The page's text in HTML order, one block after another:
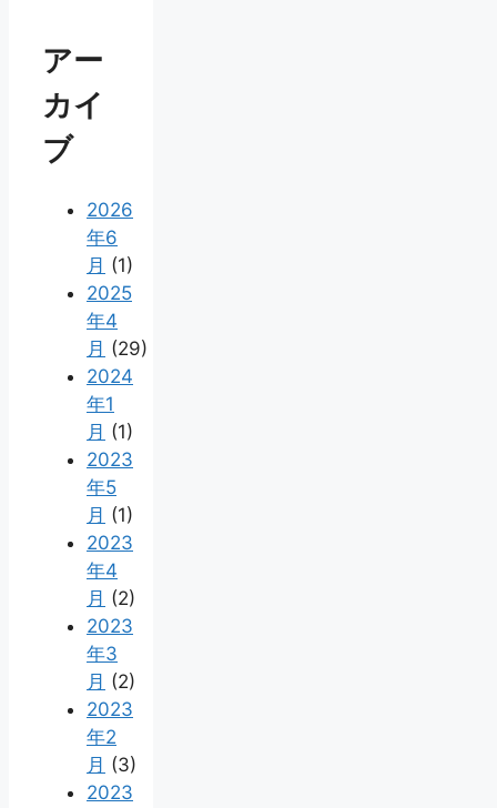
アー
カイ
ブ
2026
年6
月 (1)
2025
年4
月 (29)
2024
年1
月 (1)
2023
年5
月 (1)
2023
年4
月 (2)
2023
年3
月 (2)
2023
年2
月 (3)
2023